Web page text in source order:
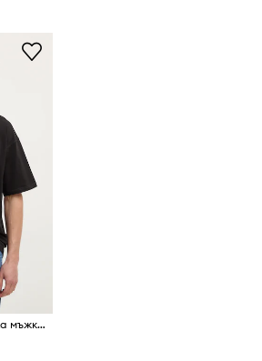
Diesel уголемена тениска мъжка от памук T-BOXT-R30 T-SHIRT